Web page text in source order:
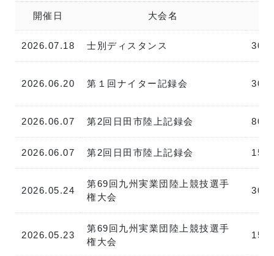
開催日 大会名
2026.07.18 士別ディスタンス
2026.06.20 第１回ナイター記録会
2026.06.07 第2回日田市陸上記録会
2026.06.07 第2回日田市陸上記録会
2026.05.24
第69回九州実業団陸上競技選手
権大会
2026.05.23
第69回九州実業団陸上競技選手
権大会